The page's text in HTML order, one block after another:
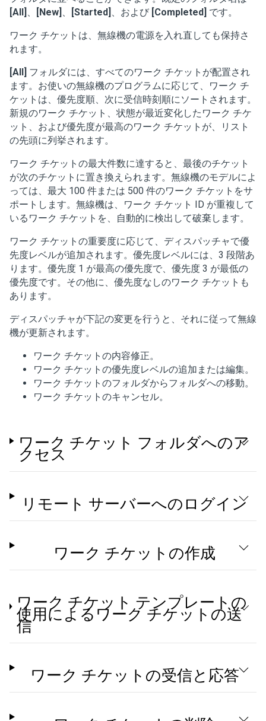
[All] 、 [New] 、 [Started] 、および [Completed] です。
ワーク チケットは、無線機の電源を入れ直しても保持さ
れます。
[All] フォルダには、すべてのワーク チケットが配置され
ます。お使いの無線機のプログラムに応じて、ワーク チ
ケットは、優先度順、次に受信時刻順にソートされます。
新規のワーク チケット、状態が最近変化したワーク チケ
ット、および優先度が最高のワーク チケットが、リスト
の先頭に列挙されます。
ワーク チケットの最大件数に達すると、最後のチケット
が次のチケットに置き換えられます。無線機のモデルによ
っては、最大 100 件または 500 件のワーク チケットをサ
ポートします。無線機は、ワーク チケット ID が重複して
いるワーク チケットを、自動的に検出して破棄します。
ワーク チケットの重要度に応じて、ディスパッチャで優
先度レベルが追加されます。優先度レベルには、3 段階あ
ります。優先度 1 が最高の優先度で、優先度 3 が最低の
優先度です。その他に、優先度なしのワーク チケットも
あります。
ディスパッチャが下記の変更を行うと、それに従って無線
機が更新されます。
ワーク チケットの内容修正。
ワーク チケットの優先度レベルの追加または編集。
ワーク チケットのフォルダからフォルダへの移動。
ワーク チケットのキャンセル。
ワーク チケット フォルダへのア
クセス
リモート サーバーへのログイン
ワーク チケットの作成
ワーク チケット テンプレートの
使用によるワーク チケットの送
信
ワーク チケットの受信と応答